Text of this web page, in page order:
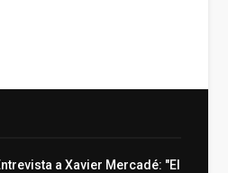
a Xavier Mercadé: "El